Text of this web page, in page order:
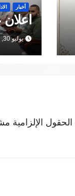
أخبار
يوليو 30, 2026
الحقول الإلزامية